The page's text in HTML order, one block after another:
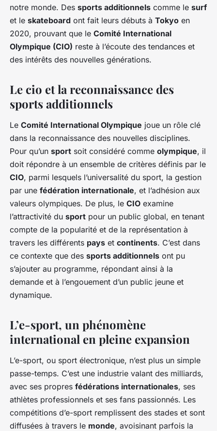
notre monde. Des sports additionnels comme le surf
et le skateboard ont fait leurs débuts à Tokyo en
2020, prouvant que le Comité International
Olympique (CIO) reste à l’écoute des tendances et
des intérêts des nouvelles générations.
Le cio et la reconnaissance des
sports additionnels
Le Comité International Olympique joue un rôle clé
dans la reconnaissance des nouvelles disciplines.
Pour qu’un sport soit considéré comme olympique, il
doit répondre à un ensemble de critères définis par le
CIO, parmi lesquels l’universalité du sport, la gestion
par une fédération internationale, et l’adhésion aux
valeurs olympiques. De plus, le CIO examine
l’attractivité du sport pour un public global, en tenant
compte de la popularité et de la représentation à
travers les différents pays et continents. C’est dans
ce contexte que des sports additionnels ont pu
s’ajouter au programme, répondant ainsi à la
demande et à l’engouement d’un public jeune et
dynamique.
L’e-sport, un phénomène
international en pleine expansion
L’e-sport, ou sport électronique, n’est plus un simple
passe-temps. C’est une industrie valant des milliards,
avec ses propres fédérations internationales, ses
athlètes professionnels et ses fans passionnés. Les
compétitions d’e-sport remplissent des stades et sont
diffusées à travers le monde, avoisinant parfois la